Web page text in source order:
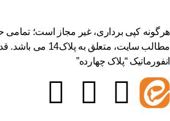
هرگونه کپی برداری، غیر مجاز است؛ تمامی
مطالب سایت، متعلق به
انفورماتیک “پلاک چهارده”